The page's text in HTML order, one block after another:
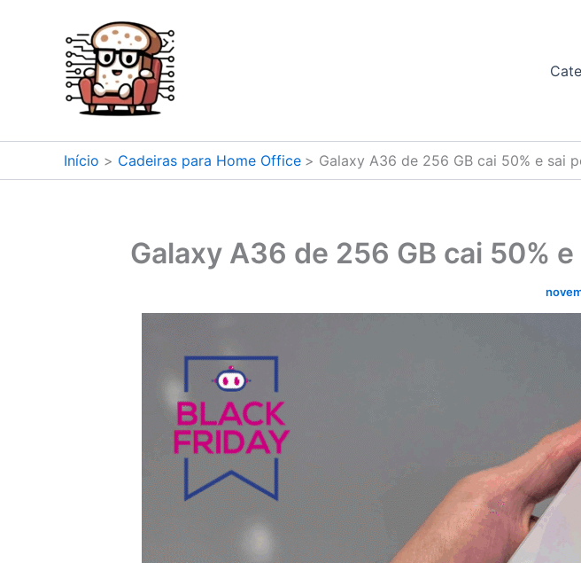
Início Cadeiras para Home Office Galaxy A36 de 256 GB cai 50% e sai
Galaxy A36 de 256 GB cai 50%